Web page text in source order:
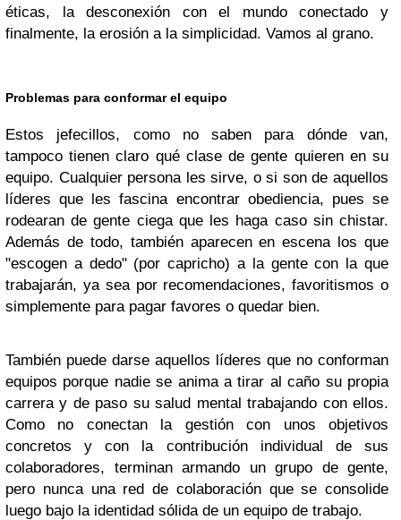
éticas, la desconexión con el mundo conectado y
finalmente, la erosión a la simplicidad. Vamos al grano.
Problemas para conformar el equipo
Estos jefecillos, como no saben para dónde van,
tampoco tienen claro qué clase de gente quieren en su
equipo. Cualquier persona les sirve, o si son de aquellos
líderes que les fascina encontrar obediencia, pues se
rodearan de gente ciega que les haga caso sin chistar.
Además de todo, también aparecen en escena los que
"escogen a dedo" (por capricho) a la gente con la que
trabajarán, ya sea por recomendaciones, favoritismos o
simplemente para pagar favores o quedar bien.
También puede darse aquellos líderes que no conforman
equipos porque nadie se anima a tirar al caño su propia
carrera y de paso su salud mental trabajando con ellos.
Como no conectan la gestión con unos objetivos
concretos y con la contribución individual de sus
colaboradores, terminan armando un grupo de gente,
pero nunca una red de colaboración que se consolide
luego bajo la identidad sólida de un equipo de trabajo.